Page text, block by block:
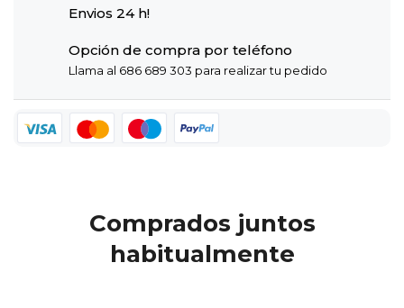
Envios 24 h!
Opción de compra por teléfono
Llama al 686 689 303 para realizar tu pedido
Comprados juntos
habitualmente